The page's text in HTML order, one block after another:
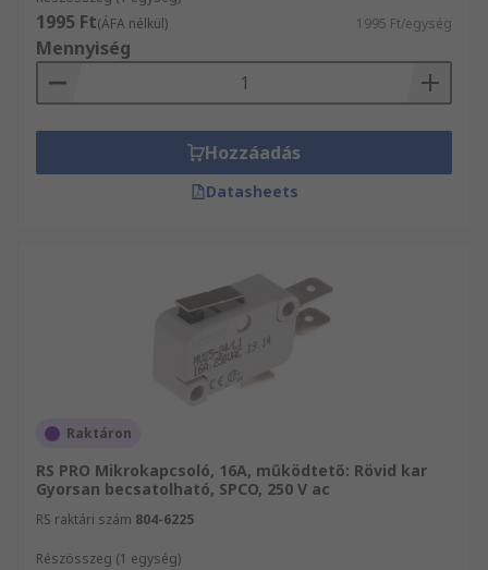
1995 Ft(ÁFA nélkül) 1995 Ft/egység
Mennyiség
Hozzáadás
Datasheets
Raktáron
RS PRO Mikrokapcsoló, 16A, működtető: Rövid kar
Gyorsan becsatolható, SPCO, 250 V ac
RS raktári szám 804-6225
Részösszeg (1 egység)